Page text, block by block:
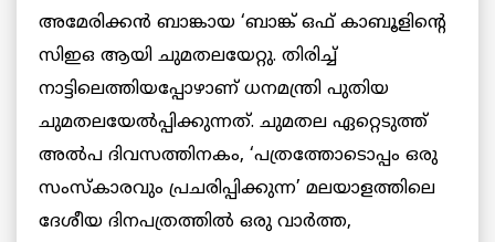
അമേരിക്കന്‍ ബാങ്കായ ‘ബാങ്ക് ഒഫ് കാബൂളിന്റെ
സിഇഒ ആയി ചുമതലയേറ്റു. തിരിച്ച്
നാട്ടിലെത്തിയപ്പോഴാണ് ധനമന്ത്രി പുതിയ
ചുമതലയേല്‍പ്പിക്കുന്നത്. ചുമതല ഏറ്റെടുത്ത്
അല്‍പ ദിവസത്തിനകം, ‘പത്രത്തോടൊപ്പം ഒരു
സംസ്കാരവും പ്രചരിപ്പിക്കുന്ന’ മലയാളത്തിലെ
ദേശീയ ദിനപത്രത്തില്‍ ഒരു വാര്‍ത്ത,